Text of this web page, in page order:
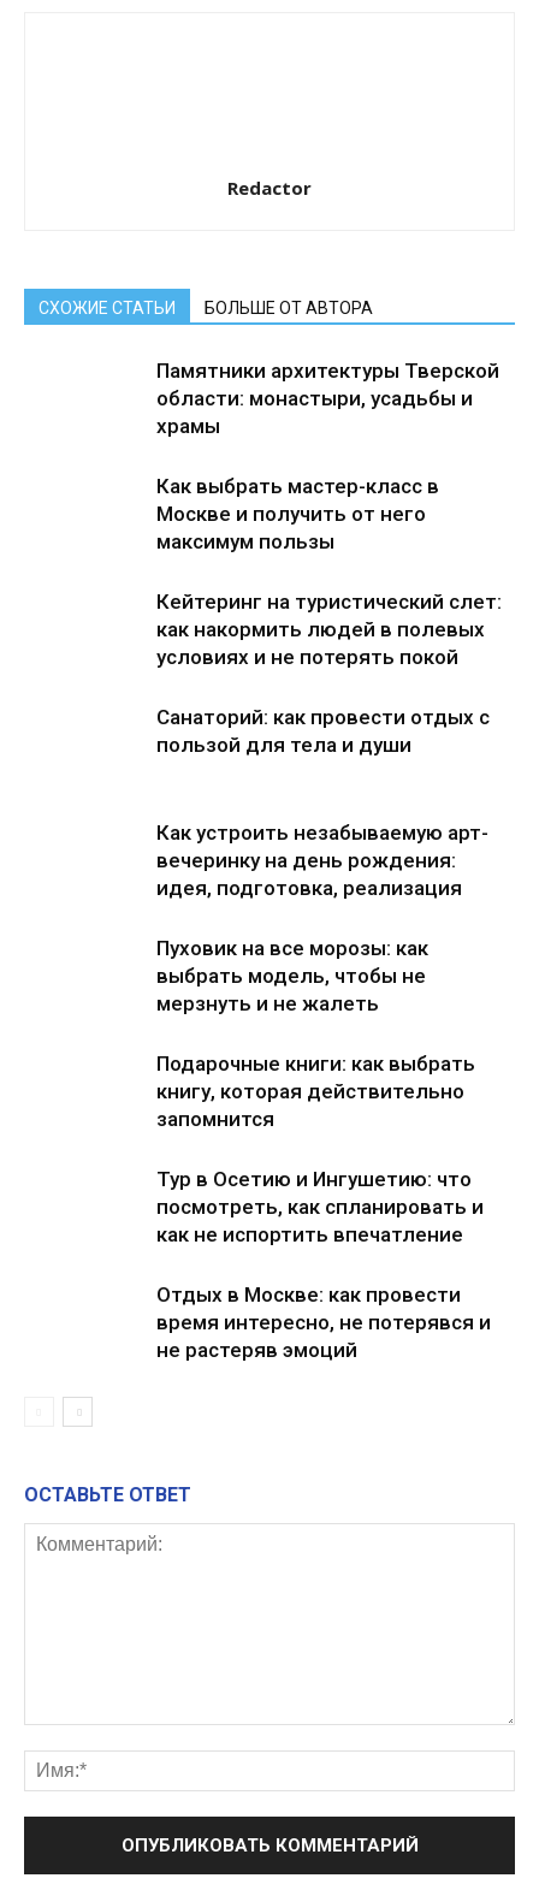
Redactor
СХОЖИЕ СТАТЬИ БОЛЬШЕ ОТ АВТОРА
Памятники архитектуры Тверской
области: монастыри, усадьбы и
храмы
Как выбрать мастер-класс в
Москве и получить от него
максимум пользы
Кейтеринг на туристический слет:
как накормить людей в полевых
условиях и не потерять покой
Санаторий: как провести отдых с
пользой для тела и души
Как устроить незабываемую арт-
вечеринку на день рождения:
идея, подготовка, реализация
Пуховик на все морозы: как
выбрать модель, чтобы не
мерзнуть и не жалеть
Подарочные книги: как выбрать
книгу, которая действительно
запомнится
Тур в Осетию и Ингушетию: что
посмотреть, как спланировать и
как не испортить впечатление
Отдых в Москве: как провести
время интересно, не потерявся и
не растеряв эмоций
ОСТАВЬТЕ ОТВЕТ